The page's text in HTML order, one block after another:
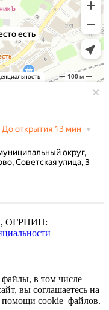
ОГРНИП:
|
в том числе
вы соглашаетесь на
помощи cookie–файлов.